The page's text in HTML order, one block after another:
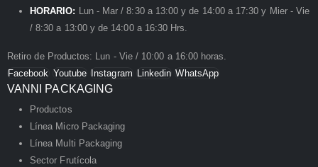
HORARIO: Lun - Mar / 8:30 a 13:00 y de 14:00 a 17:30 y Mier - Vie
/ 8:30 a 13:00 y de 14:00 a 16:30 Hrs.
Retiro de Productos: Lun - Vie / 10:00 a 16:00 horas.
Facebook Youtube Instagram Linkedin WhatsApp
VANNI PACKAGING
Productos
Línea Micro Packaging
Línea Multi Packaging
Sector Frutícola